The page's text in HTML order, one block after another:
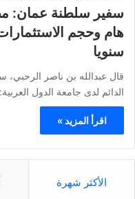
سفير سلطنة عمان:
هام وحجم الاستثمارات
سنويا
قال عبدالله بن ناصر الرحبي،
الدائم لدى جامعة الدول
اقرأ المزيد »
الأكثر شهرة